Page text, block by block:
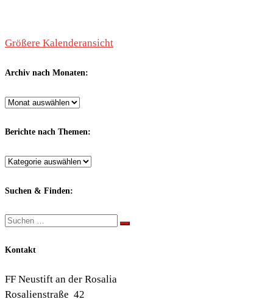
Größere Kalenderansicht
Archiv nach Monaten:
Archiv
Monaten:
Berichte nach Themen:
Berichte
Themen:
Suchen & Finden:
Suche
Suchen …
Kontakt
FF Neustift an der Rosalia
Rosalienstraße 42